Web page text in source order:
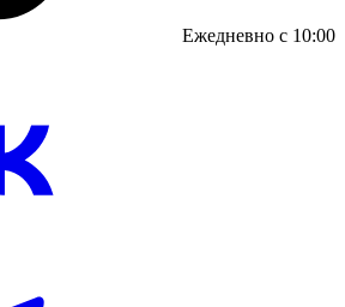
Ежедневно с 10:00